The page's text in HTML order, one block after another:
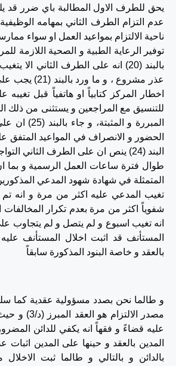
يحق للطرف الاول المطالبة باي ضرر قد
عدم التزام الطرف الثاني بمهامه
ناحية الالتزام بمواعيد العمل او سواء
توفير الرعاية الطبية و الصحية اللازمة
بالبند (20) انه على الطرف الثاني الا
عذر مشروع ، و ما
اخطار المركز كتابياً او هاتفياً قبل تغيبه
للتنسيق مع المراجعين و يستثنى من ذلك
المبررة و
الحضور و الانصراف في المواعيد المتفق
البند (24) ينص ان على الطرف الثاني
طوال فترة ساعات العمل الرسمية و بما ان
المتمثلة في شهادة شهود المدعي
تغيب المدعي عليه اكثر من مرة و انه تم
شفوياً اكثر من مرة بعدم تكرار المخالفات
انه تغيب اسبوع و لم يتصل و لم يتجاوب
المستأنف قد اثبت اخلال المستأنف
بالعقد و خاصة البنود المذكورة سابقاً
و طالما نحن بصدد مسؤولية عقدية كما
مصدر الالتزام
عليه قضاءً و فقهاً انه يكفي للدائن
المدين بالعقد و حينها على المدين اثبات
بالدائن و بالتالي و طالما ثبت